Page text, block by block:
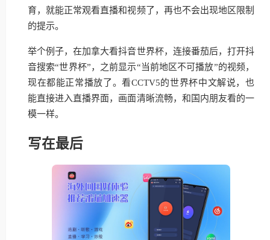
育，就能正常观看直播和视频了，再也不会出现地区限制
的提示。
举个例子，在加拿大看抖音世界杯，连接番茄后，打开抖
音搜索“世界杯”，之前显示“当前地区不可播放”的视频，
现在都能正常播放了。看CCTV5的世界杯中文解说，也
能直接进入直播界面，画面清晰流畅，和国内朋友看的一
模一样。
写在最后